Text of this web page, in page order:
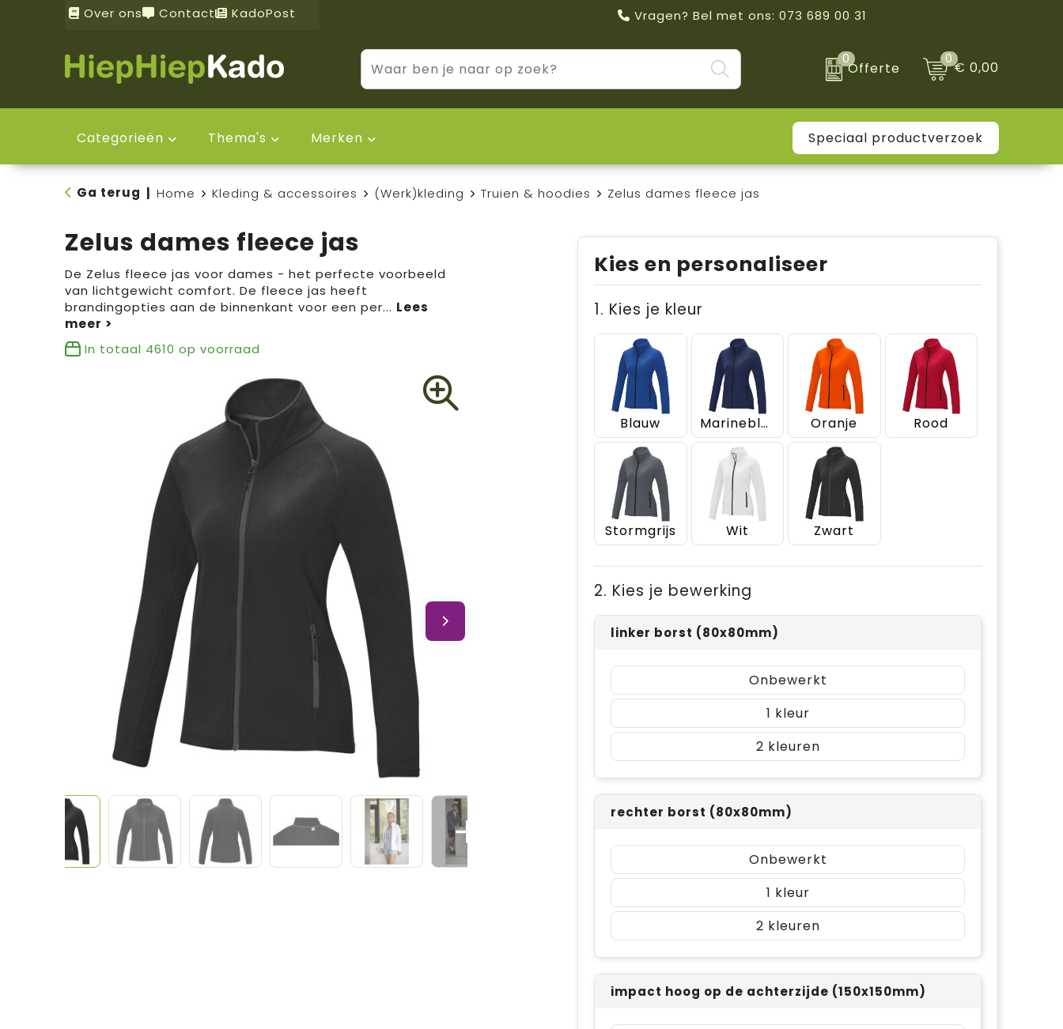
Over ons Contact KadoPost Vragen? Bel met ons: 073 689 00 31
0
Offerte
0€ 0,00
Categorieën Thema's Merken Speciaal productverzoek
Ga terug Home Kleding & accessoires (Werk)kleding Truien & hoodies Zelus dames fleece jas
Zelus dames fleece jas
De Zelus fleece jas voor dames - het perfecte voorbeeld
van lichtgewicht comfort. De fleece jas heeft
brandingopties aan de binnenkant voor een per...
In totaal 4610 op voorraad
Kies en personaliseer
1. Kies je kleur
Blauw Marineblauw Oranje Rood
Stormgrijs Wit Zwart
2. Kies je bewerking
linker borst (80x80mm)
Onbewerkt
1
2
rechter borst (80x80mm)
Onbewerkt
1
2
impact hoog op de achterzijde (150x150mm)